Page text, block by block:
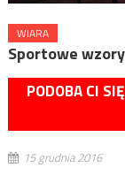
WIARA
Sportowe
PODOBA CI
15 grudnia 2016